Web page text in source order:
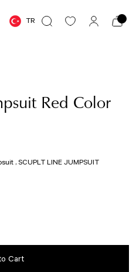
TR
Red Color
,SCUPLT LINE JUMPSUIT
Cart